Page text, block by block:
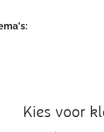
Kies voor